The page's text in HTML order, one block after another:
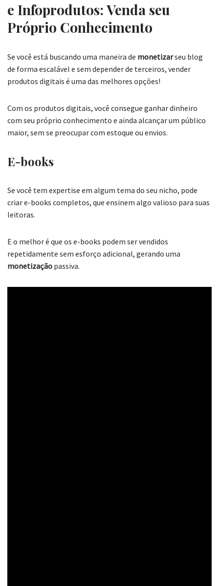
e Infoprodutos: Venda seu
Próprio Conhecimento
Se você está buscando uma maneira de monetizarseu blog
de forma escalável e sem depender de terceiros, vender
produtos digitais é uma das melhores opções!
Com os produtos digitais, você consegue ganhar dinheiro
com seu próprio conhecimento e ainda alcançar um público
maior, sem se preocupar com estoque ou envios.
E-books
Se você tem expertise em algum tema do seu nicho, pode
criar e-books completos, que ensinem algo valioso para suas
leitoras.
E o melhor é que os e-books podem ser vendidos
repetidamente sem esforço adicional, gerando uma
monetização passiva.